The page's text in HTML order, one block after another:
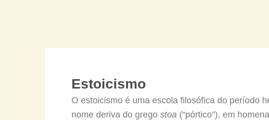
Estoicismo
O estoicismo é uma escola filosófica do período
nome deriva do grego stoa (“pórtico”), em